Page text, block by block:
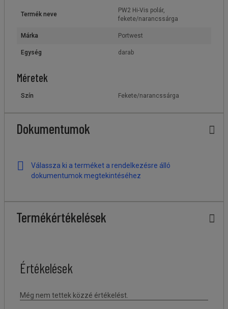
Termék neve
PW2 Hi-Vis polár,
fekete/narancssárga
Márka Portwest
Egység darab
Méretek
Szín Fekete/narancssárga
Dokumentumok
Válassza ki a terméket a rendelkezésre álló
dokumentumok megtekintéséhez
Termékértékelések